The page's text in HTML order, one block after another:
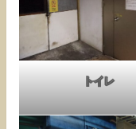
トイレ